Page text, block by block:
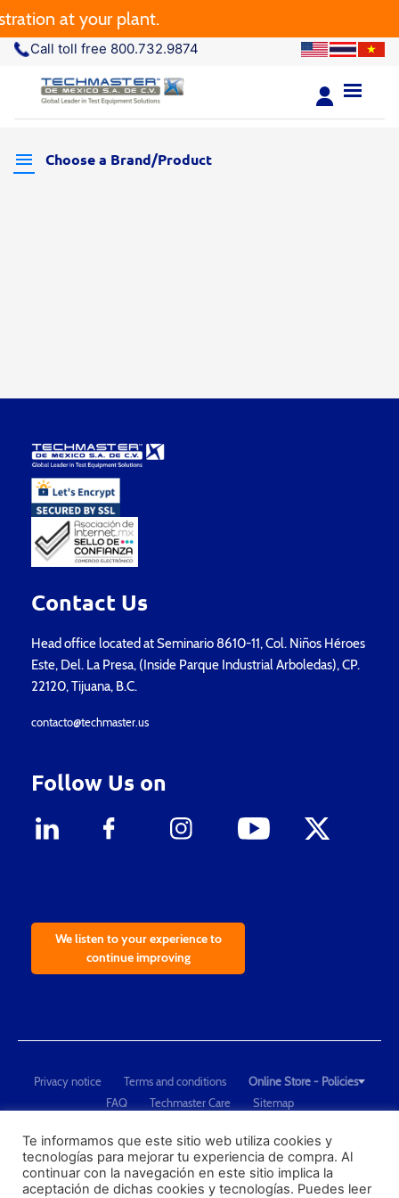
at your plant.
Call toll free 800.732.9874
Choose a Brand/Product
Contact Us
Head office located at Seminario 8610-11, Col. Niños Héroes
Este, Del. La Presa, (Inside Parque Industrial Arboledas), CP.
22120, Tijuana, B.C.
contacto@techmaster.us
Follow Us on
We listen to your experience to
continue improving
Privacy notice Terms and conditions
Online Store - Policies
FAQ
Techmaster Care
Sitemap
"Techmaster de México is The Global Leader in Test Equipment Solutions -
Calibration, Dimensional Measurement and Testing"
PROFECO
Te informamos que este sitio web utiliza cookies y
tecnologías para mejorar tu experiencia de compra. Al
continuar con la navegación en este sitio implica la
aceptación de dichas cookies y tecnologías. Puedes leer